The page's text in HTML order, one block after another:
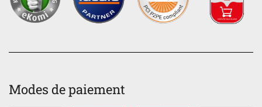
Modes de paiement